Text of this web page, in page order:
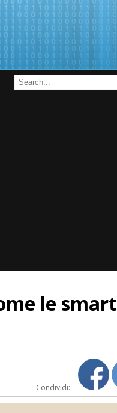
le smart
Condividi: